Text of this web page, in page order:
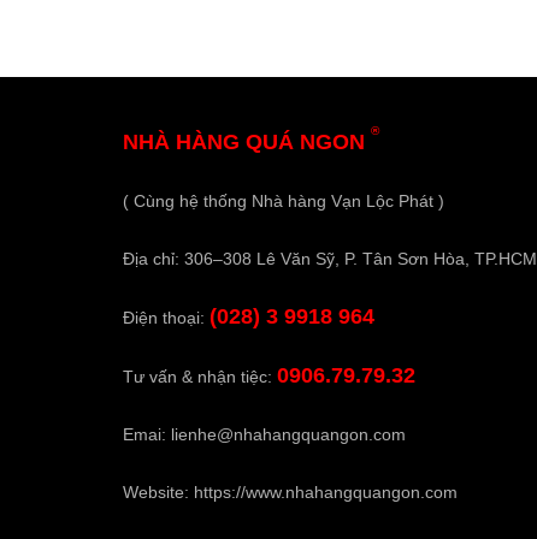
NHÀ HÀNG QUÁ NGON ®
( Cùng hệ thống Nhà hàng Vạn Lộc Phát )
Địa chỉ: 306–308 Lê Văn Sỹ, P. Tân Sơn Hòa, TP.HCM
Điện thoại: (028) 3 9918 964
Tư vấn & nhận tiệc: 0906.79.79.32
Emai: lienhe@nhahangquangon.com
Website: https://www.nhahangquangon.com